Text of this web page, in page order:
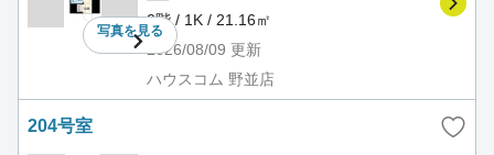
写真を見る
2階 / 1K / 21.16㎡
2026/08/09 更新
ハウスコム 野並店
204号室